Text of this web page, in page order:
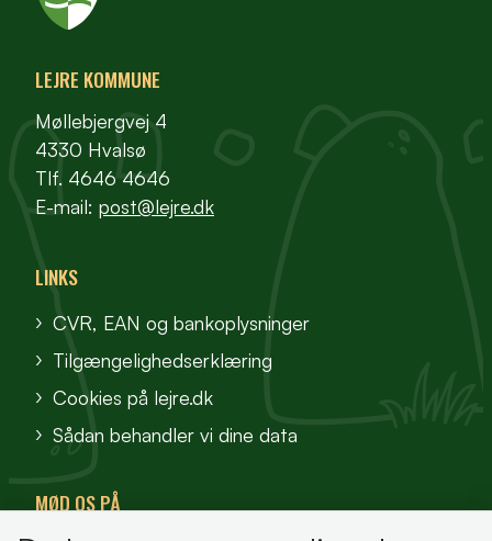
LEJRE KOMMUNE
Møllebjergvej 4
4330 Hvalsø
Tlf. 4646 4646
E-mail: post@lejre.dk
LINKS
CVR, EAN og bankoplysninger
Tilgængelighedserklæring
Cookies på lejre.dk
Sådan behandler vi dine data
MØD OS PÅ